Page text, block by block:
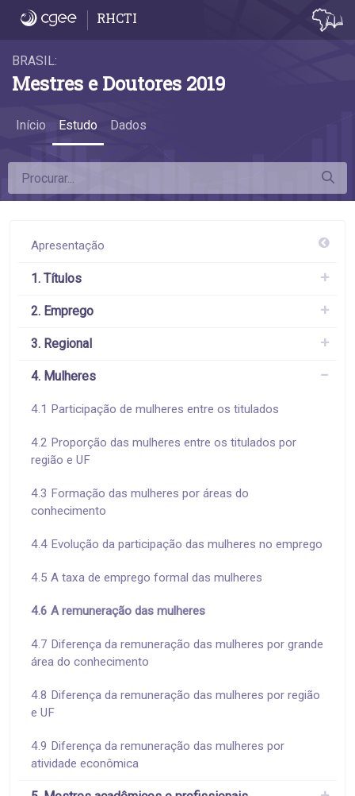
4.6 A remuneração das mulheres - 4.6 A
RHCTI
BRASIL:
Mestres e Doutores 2019
Início Estudo Dados
Apresentação
1. Títulos
2. Emprego
3. Regional
4. Mulheres
4.1 Participação de mulheres entre os titulados
4.2 Proporção das mulheres entre os titulados por
região e UF
4.3 Formação das mulheres por áreas do
conhecimento
4.4 Evolução da participação das mulheres no emprego
4.5 A taxa de emprego formal das mulheres
4.6 A remuneração das mulheres
4.7 Diferença da remuneração das mulheres por grande
área do conhecimento
4.8 Diferença da remuneração das mulheres por região
e UF
4.9 Diferença da remuneração das mulheres por
atividade econômica